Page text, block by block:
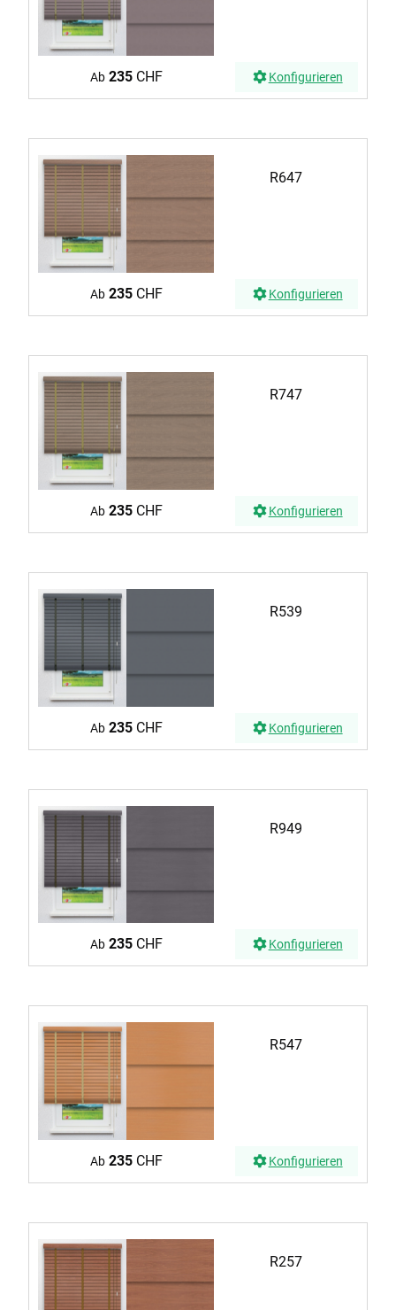
Ab 235CHF Konfigurieren
R647
Ab 235CHF Konfigurieren
R747
Ab 235CHF Konfigurieren
R539
Ab 235CHF Konfigurieren
R949
Ab 235CHF Konfigurieren
R547
Ab 235CHF Konfigurieren
R257